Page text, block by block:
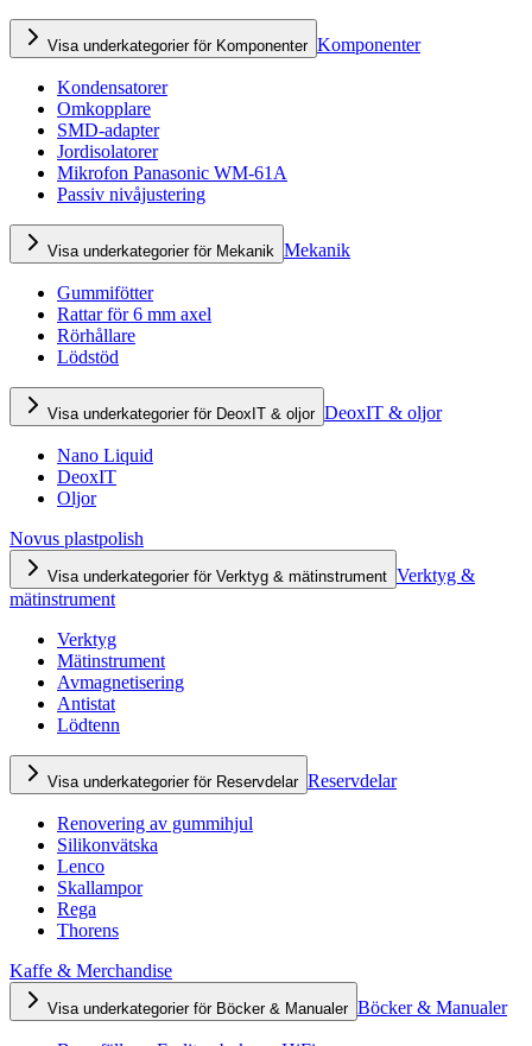
Visa underkategorier för Komponenter Komponenter
Kondensatorer
Omkopplare
SMD-adapter
Jordisolatorer
Mikrofon Panasonic WM-61A
Passiv nivåjustering
Visa underkategorier för Mekanik Mekanik
Gummifötter
Rattar för 6 mm axel
Rörhållare
Lödstöd
Visa underkategorier för DeoxIT & oljor DeoxIT & oljor
Nano Liquid
DeoxIT
Oljor
Novus plastpolish
Visa underkategorier för Verktyg & mätinstrument Verktyg &
mätinstrument
Verktyg
Mätinstrument
Avmagnetisering
Antistat
Lödtenn
Visa underkategorier för Reservdelar Reservdelar
Renovering av gummihjul
Silikonvätska
Lenco
Skallampor
Rega
Thorens
Kaffe & Merchandise
Visa underkategorier för Böcker & Manualer Böcker & Manualer